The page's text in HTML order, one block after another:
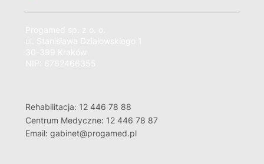
Rehabilitacja: 12 446 78 88
Centrum Medyczne: 12 446 78 87
Email: gabinet@progamed.pl